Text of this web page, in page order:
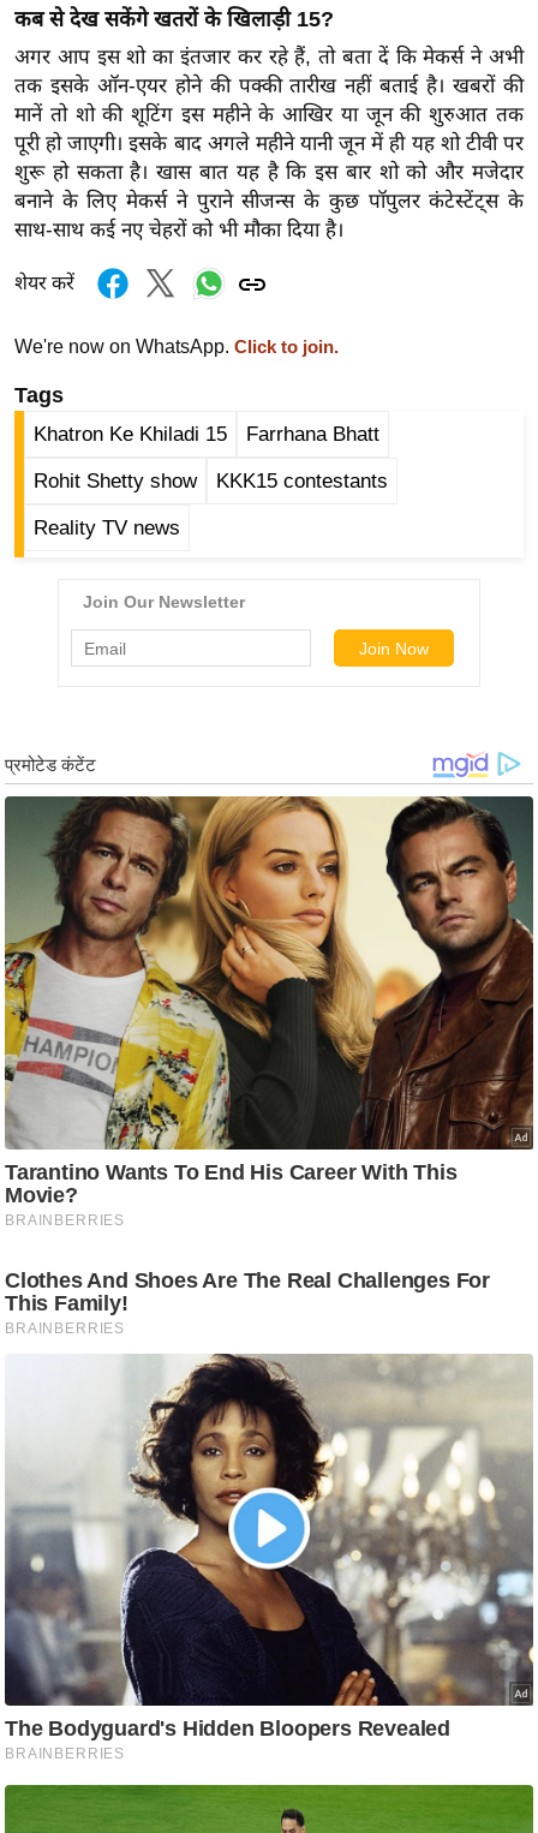
त्य
ज
ग
त
ऑ
टो
व
र्ल्ड
न्यू
ब्री
म
नो
रं
न
ड
हॉ
फि
ल्म
स
मी
क्षा
e
a
k
n
g
N
इ
फ
स्टा
ल
टे
क्नॉ
लॉ
जी
ब्यू
कब से देख सकेंगे खतरों के खिलाड़ी 15?
अगर आप इस शो का इंतजार कर रहे हैं, तो बता दें कि मेकर्स ने अभी
तक इसके ऑन-एयर होने की पक्की तारीख नहीं बताई है। खबरों की
मानें तो शो की शूटिंग इस महीने के आखिर या जून की शुरुआत तक
पूरी हो जाएगी। इसके बाद अगले महीने यानी जून में ही यह शो टीवी पर
शुरू हो सकता है। खास बात यह है कि इस बार शो को और मजेदार
बनाने के लिए मेकर्स ने पुराने सीजन्स के कुछ पॉपुलर कंटेस्टेंट्स के
साथ-साथ कई नए चेहरों को भी मौका दिया है।
शेयर करें
We're now on WhatsApp. Click to join.
Tags
Khatron Ke Khiladi 15 Farrhana Bhatt
Rohit Shetty show KKK15 contestants
Reality TV news